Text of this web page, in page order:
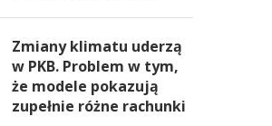
Zmiany klimatu uderzą
w PKB. Problem w tym,
że modele pokazują
zupełnie różne rachunki